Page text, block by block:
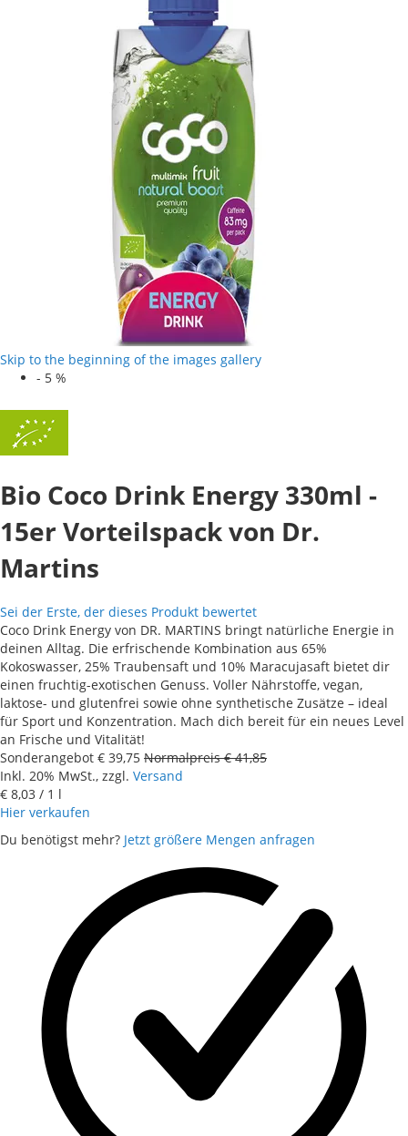
Skip to the beginning of the images gallery
- 5 %
Bio Coco Drink Energy 330ml -
15er Vorteilspack von Dr.
Martins
Sei der Erste, der dieses Produkt bewertet
Coco Drink Energy von DR. MARTINS bringt natürliche Energie in
deinen Alltag. Die erfrischende Kombination aus 65%
Kokoswasser, 25% Traubensaft und 10% Maracujasaft bietet dir
einen fruchtig-exotischen Genuss. Voller Nährstoffe, vegan,
laktose- und glutenfrei sowie ohne synthetische Zusätze – ideal
für Sport und Konzentration. Mach dich bereit für ein neues Level
an Frische und Vitalität!
Sonderangebot € 39,75 Normalpreis € 41,85
Inkl. 20% MwSt., zzgl. Versand
€ 8,03 / 1 l
Hier verkaufen
Du benötigst mehr? Jetzt größere Mengen anfragen